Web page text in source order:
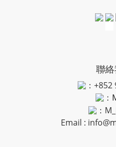
聯
：
：
：
Email :